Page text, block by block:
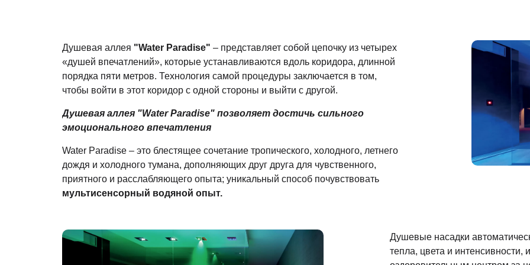
Душевая аллея "Water Paradise" – представляет собой цепочку из четырех
«душей впечатлений», которые устанавливаются вдоль коридора, длинной
порядка пяти метров. Технология самой процедуры заключается в том,
чтобы войти в этот коридор с одной стороны и выйти с другой.
Душевая аллея "Water Paradise" позволяет достичь сильного
эмоционального впечатления
Water Paradise – это блестящее сочетание тропического, холодного, летнего
дождя и холодного тумана, дополняющих друг друга для чувственного,
приятного и расслабляющего опыта; уникальный способ почувствовать
мультисенсорный водяной опыт.
Душевые насадки
тепла, цвета и интенсивности,